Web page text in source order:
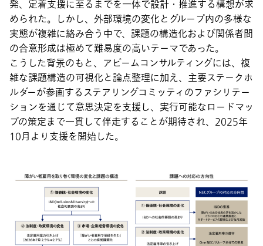
発、定着支援に至るまでを一体で設計・推進する構想が求
められた。しかし、外部環境の変化とグループ内の多様な
実態が複雑に絡み合う中で、課題の構造化および関係者間
の合意形成は極めて難易度の高いテーマであった。
こうした背景のもと、アビームコンサルティングには、複
雑な課題構造の可視化と論点整理に加え、主要ステークホ
ルダーが参画するステアリングコミッティのファシリテー
ションを通じて意思決定を支援し、実行可能なロードマッ
プの策定まで一貫して伴走することが期待され、2025年
10月より支援を開始した。